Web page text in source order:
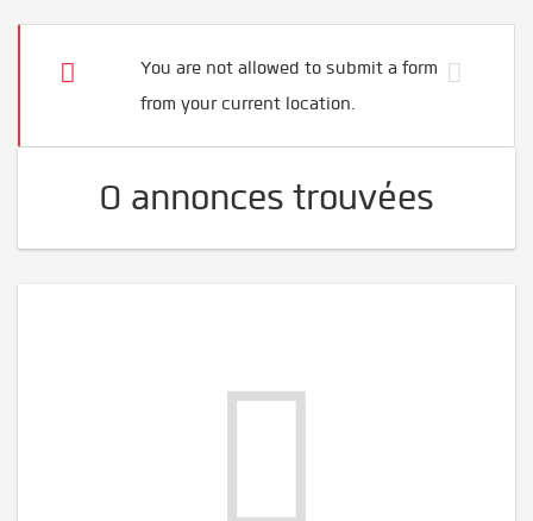
You are not allowed to submit a form
from your current location.
0 annonces trouvées